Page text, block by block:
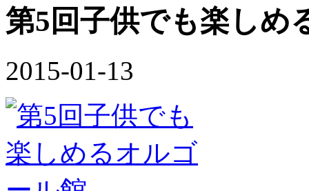
第5回子供でも楽しめ
2015-01-13